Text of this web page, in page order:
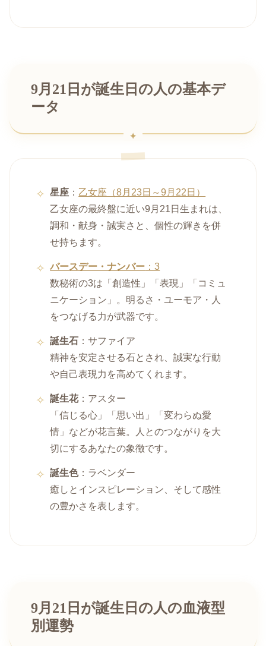
9月21日が誕生日の人の基本デ
ータ
星座 ： 乙女座（8月23日～9月22日）
乙女座の最終盤に近い9月21日生まれは、
調和・献身・誠実さと、個性の輝きを併
せ持ちます。
バースデー・ナンバー ：3
数秘術の3は「創造性」「表現」「コミュ
ニケーション」。明るさ・ユーモア・人
をつなげる力が武器です。
誕生石 ：サファイア
精神を安定させる石とされ、誠実な行動
や自己表現力を高めてくれます。
誕生花：アスター
「信じる心」「思い出」「変わらぬ愛
情」などが花言葉。人とのつながりを大
切にするあなたの象徴です。
誕生色：ラベンダー
癒しとインスピレーション、そして感性
の豊かさを表します。
9月21日が誕生日の人の血液型
別運勢